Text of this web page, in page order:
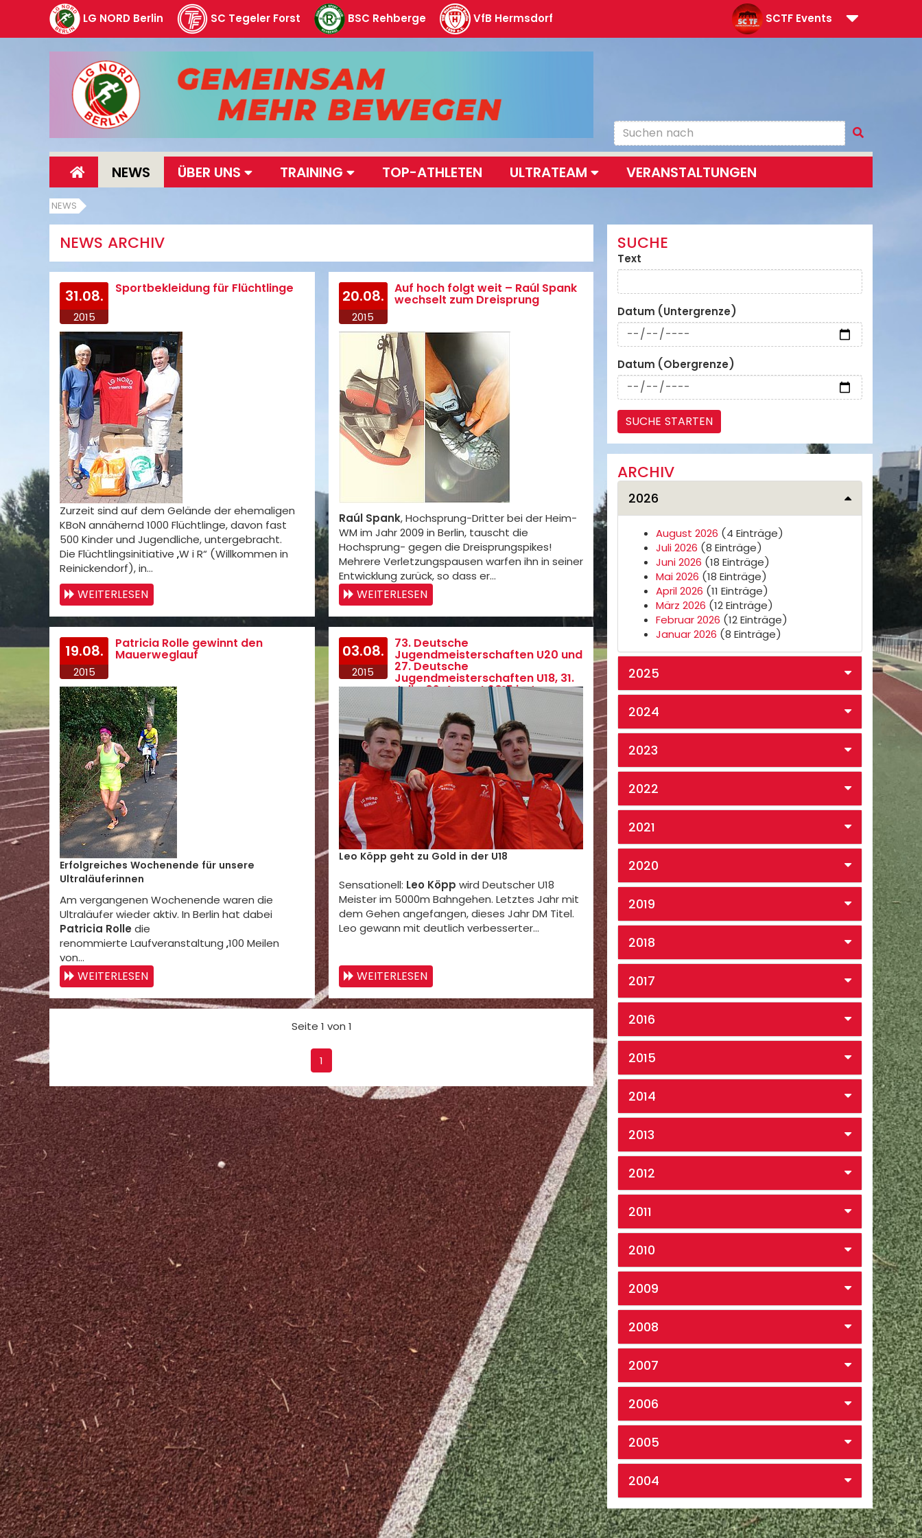
LG NORD Berlin SC Tegeler Forst BSC Rehberge VfB Hermsdorf SCTF Events
NEWS ÜBER UNS TRAINING TOP-ATHLETEN ULTRATEAM VERANSTALTUNGEN
NEWS
NEWS ARCHIV
31.08.
2015
Sportbekleidung für Flüchtlinge
Zurzeit sind auf dem Gelände der ehemaligen
KBoN annähernd 1000 Flüchtlinge, davon fast
500 Kinder und Jugendliche, untergebracht.
Die Flüchtlingsinitiative „W i R“ (Willkommen in
Reinickendorf), in…
WEITERLESEN
20.08.
2015
Auf hoch folgt weit – Raúl Spank
wechselt zum Dreisprung
Raúl Spank, Hochsprung-Dritter bei der Heim-
WM im Jahr 2009 in Berlin, tauscht die
Hochsprung- gegen die Dreisprungspikes!
Mehrere Verletzungspausen warfen ihn in seiner
Entwicklung zurück, so dass er…
WEITERLESEN
19.08.
2015
Patricia Rolle gewinnt den
Mauerweglauf
Erfolgreiches Wochenende für unsere
Ultraläuferinnen
Am vergangenen Wochenende waren die
Ultraläufer wieder aktiv. In Berlin hat dabei
Patricia Rolledie
renommierte Laufveranstaltung „100 Meilen
von…
WEITERLESEN
03.08.
2015
73. Deutsche
Jugendmeisterschaften U20 und
27. Deutsche
Jugendmeisterschaften U18, 31.
Juli - 02. August 2015 in Jena
Leo Köpp geht zu Gold in der U18
Sensationell: Leo Köpp wird Deutscher U18
Meister im 5000m Bahngehen. Letztes Jahr mit
dem Gehen angefangen, dieses Jahr DM Titel.
Leo gewann mit deutlich verbesserter…
WEITERLESEN
Seite 1 von 1
1
SUCHE
Text
Datum (Untergrenze)
Datum (Obergrenze)
ARCHIV
2026
August 2026 (4 Einträge)
Juli 2026 (8 Einträge)
Juni 2026 (18 Einträge)
Mai 2026 (18 Einträge)
April 2026 (11 Einträge)
März 2026 (12 Einträge)
Februar 2026 (12 Einträge)
Januar 2026 (8 Einträge)
2025
2024
2023
2022
2021
2020
2019
2018
2017
2016
2015
2014
2013
2012
2011
2010
2009
2008
2007
2006
2005
2004